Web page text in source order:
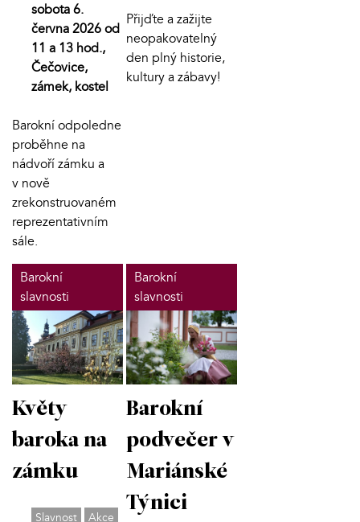
sobota 6.
června 2026 od
11 a 13 hod.,
Čečovice,
zámek, kostel
Barokní odpoledne
proběhne na
nádvoří zámku a
v nově
zrekonstruovaném
reprezentativním
sále.
Přijďte a zažijte
neopakovatelný
den plný historie,
kultury a zábavy!
Barokní
slavnosti
Květy
baroka na
zámku
Slavnost
Akce
Barokní
slavnosti
Barokní
podvečer v
Mariánské
Týnici